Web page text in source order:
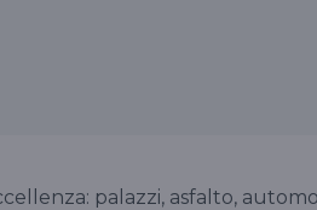
palazzi, asfalto,